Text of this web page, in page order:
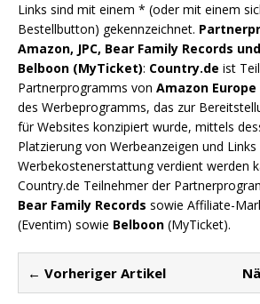
Links sind mit einem * (oder mit einem
Bestellbutton) gekennzeichnet.
Amazon, JPC, Bear Family Records
Belboon (MyTicket): Country.de ist
Partnerprogramms von Amazon Europe
des Werbeprogramms, das zur
für Websites konzipiert wurde, mittels
Platzierung von Werbeanzeigen und Links
Werbekostenerstattung verdient werden
Country.de Teilnehmer der
Bear Family Records sowie Affiliate-
(Eventim) sowie Belboon (MyTicket).
← Vorheriger Artikel